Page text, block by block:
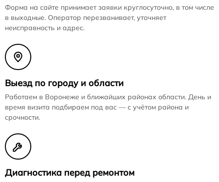
Форма на сайте принимает заявки круглосуточно, в том числе
в выходные. Оператор перезванивает, уточняет
неисправность и адрес.
Выезд по городу и области
Работаем в Воронеже и ближайших районах области. День и
время визита подбираем под вас — с учётом района и
срочности.
Диагностика перед ремонтом